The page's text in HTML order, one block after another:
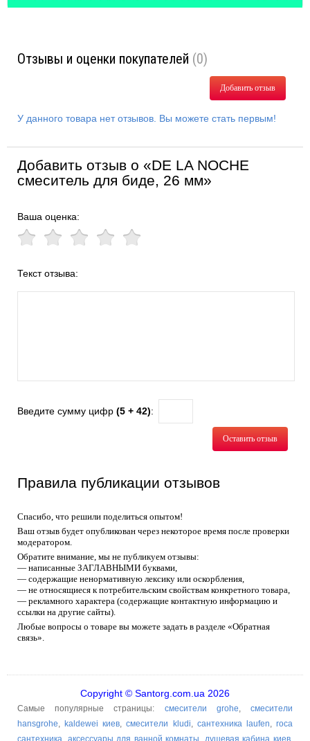
Отзывы и оценки покупателей (0)
Добавить отзыв
У данного товара нет отзывов. Вы можете стать первым!
Добавить отзыв о «DE LA NOCHE
смеситель для биде, 26 мм»
Ваша оценка:
Текст отзыва:
Введите сумму цифр (5 + 42):
Оставить отзыв
Правила публикации отзывов
Спасибо, что решили поделиться опытом!
Ваш отзыв будет опубликован через некоторое время после проверки
модератором.
Обратите внимание, мы не публикуем отзывы:
— написанные ЗАГЛАВНЫМИ буквами,
— содержащие ненормативную лексику или оскорбления,
— не относящиеся к потребительским свойствам конкретного товара,
— рекламного характера (содержащие контактную информацию и
ссылки на другие сайты).
Любые вопросы о товаре вы можете задать в разделе «Обратная
связь».
Copyright © Santorg.com.ua 2026
Самые популярные страницы: смесители grohe,смесители
hansgrohe, kaldewei киев,смесители kludi, сантехника laufen,roca
сантехника
аксессуары для ванной комнаты душевая кабина киев